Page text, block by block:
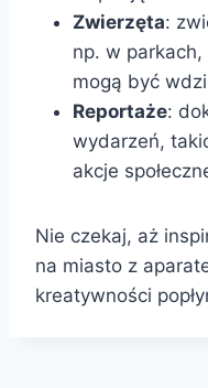
Zwierzęta:
np. w
mogą być
Reportaże:
wydarzeń,
akcje
Nie czekaj, aż
na miasto z
kreatywności